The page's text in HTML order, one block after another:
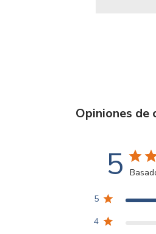
Opiniones de
5
5
4